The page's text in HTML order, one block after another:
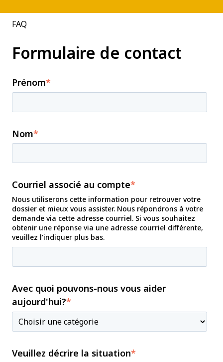
FAQ
Formulaire de contact
Prénom*
Nom*
Courriel associé au compte*
Nous utiliserons cette information pour retrouver votre
dossier et mieux vous assister. Nous répondrons à votre
demande via cette adresse courriel. Si vous souhaitez
obtenir une réponse via une adresse courriel différente,
veuillez l'indiquer plus bas.
Avec quoi pouvons-nous vous aider
aujourd'hui?*
Veuillez décrire la situation*